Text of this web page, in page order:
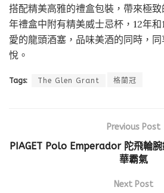
搭配精美高雅的禮盒包裝，帶來極
年禮盒中附有精美威士忌杯，12年
愛的龍頭酒塞，品味美酒的同時，
悅。
Tags: The Glen Grant 格蘭冠
Previous Post
PIAGET Polo Emperador 陀飛輪
華霸氣
Next Post